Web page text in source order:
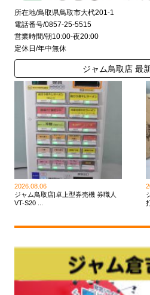
所在地/鳥取県鳥取市大杙201-1
電話番号/0857-25-5515
営業時間/朝10:00-夜20:00
定休日/年中無休
ジャム鳥取店 最
2026.08.06
ジャム鳥取店|卓上型券売機 券職人
VT-S20 ...